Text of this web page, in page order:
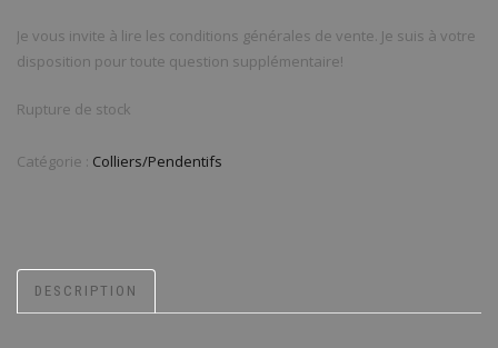
Je vous invite à lire les conditions générales de vente. Je suis à votre
disposition pour toute question supplémentaire!
Rupture de stock
Catégorie : Colliers/Pendentifs
DESCRIPTION